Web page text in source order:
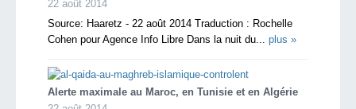
22 août 2014
Source: Haaretz - 22 août 2014 Traduction : Rochelle
Cohen pour Agence Info Libre Dans la nuit du... plus »
Alerte maximale au Maroc, en Tunisie et en Algérie